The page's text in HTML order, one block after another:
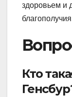
здоровьем и
Кто